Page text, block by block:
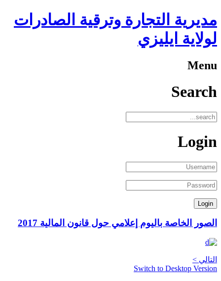
مديرية التجارة وترقية الصادرات
لولاية ايليزي
Menu
Search
Login
الصور الخاصة باليوم إعلامي حول قانون المالية 2017
التالي >
Switch to Desktop Version